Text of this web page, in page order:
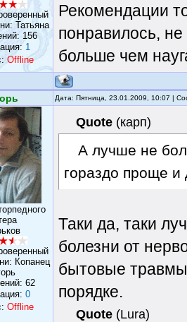
Татьяна
156
1
Offline
Рекомендации
понравилось,
больше чем
Дата: Пятница, 23.01.2009, 10:07 |
Копанец
62
0
Offline
Quote (карп)
А лучше не
гораздо проще
Таки да, таки
болезни от
бытовые
порядке.
Quote (Lura)